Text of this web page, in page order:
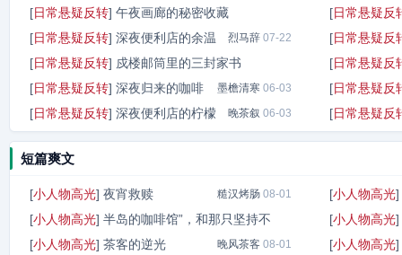
九尺钢枪
[日常悬疑反转] 午夜画廊的秘密收藏
狂樵子 07-23
[日常悬疑反转] 深夜便利店的余温 烈马辞 07-22
[日常悬疑反转] 戍楼邮筒里的三封家书
硬糖客 06-06
[日常悬疑反转] 深夜归来的咖啡 墨檐清寒 06-03
[日常悬疑反转] 深夜便利店的柠檬 晚茶叙 06-03
[日常悬疑反
[日常悬疑反
[日常悬疑反
[日常悬疑反
[日常悬疑反
短篇爽文
[小人物高光] 夜宵救赎 糙汉烤肠 08-01
[小人物高光] 半岛的咖啡馆”，和那只坚持不
晚风茶客 08-01
[小人物高光] 茶客的逆光 晚风茶客 08-01
[小人物高光]
[小人物高光]
[小人物高光]